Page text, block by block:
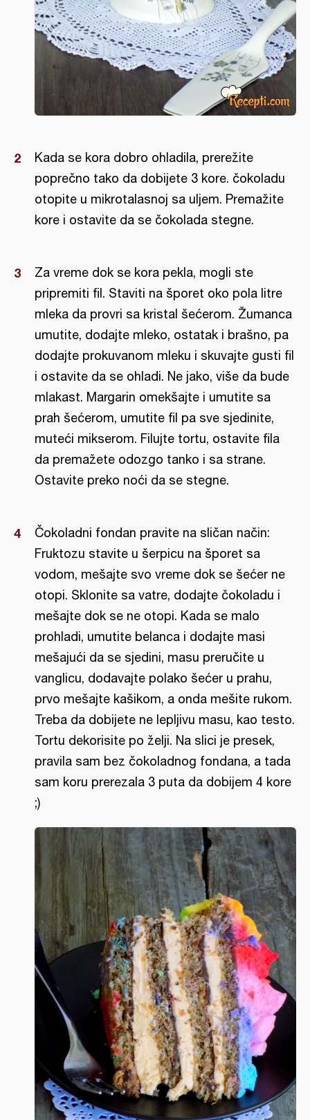
Kada se kora dobro ohladila, prerežite
poprečno tako da dobijete 3 kore. čokoladu
otopite u mikrotalasnoj sa uljem. Premažite
kore i ostavite da se čokolada stegne.
Za vreme dok se kora pekla, mogli ste
pripremiti fil. Staviti na šporet oko pola litre
mleka da provri sa kristal šećerom. Žumanca
umutite, dodajte mleko, ostatak i brašno, pa
dodajte prokuvanom mleku i skuvajte gusti fil
i ostavite da se ohladi. Ne jako, više da bude
mlakast. Margarin omekšajte i umutite sa
prah šećerom, umutite fil pa sve sjedinite,
muteći mikserom. Filujte tortu, ostavite fila
da premažete odozgo tanko i sa strane.
Ostavite preko noći da se stegne.
Čokoladni fondan pravite na sličan način:
Fruktozu stavite u šerpicu na šporet sa
vodom, mešajte svo vreme dok se šećer ne
otopi. Sklonite sa vatre, dodajte čokoladu i
mešajte dok se ne otopi. Kada se malo
prohladi, umutite belanca i dodajte masi
mešajući da se sjedini, masu preručite u
vanglicu, dodavajte polako šećer u prahu,
prvo mešajte kašikom, a onda mešite rukom.
Treba da dobijete ne lepljivu masu, kao testo.
Tortu dekorisite po želji. Na slici je presek,
pravila sam bez čokoladnog fondana, a tada
sam koru prerezala 3 puta da dobijem 4 kore
;)